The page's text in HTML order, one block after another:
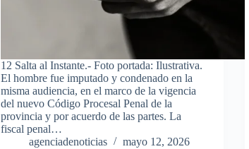
12 Salta al Instante.- Foto portada: Ilustrativa.
El hombre fue imputado y condenado en la
misma audiencia, en el marco de la vigencia
del nuevo Código Procesal Penal de la
provincia y por acuerdo de las partes. La
fiscal penal…
agenciadenoticias
mayo 12, 2026